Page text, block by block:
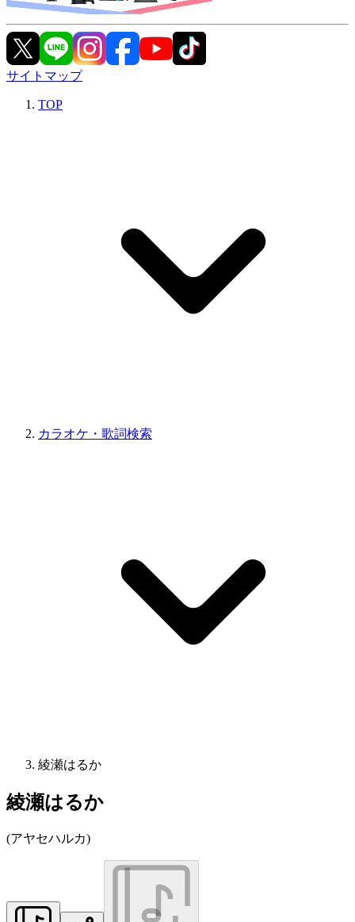
サイトマップ
TOP
カラオケ・歌詞検索
綾瀬はるか
綾瀬はるか
(アヤセハルカ)